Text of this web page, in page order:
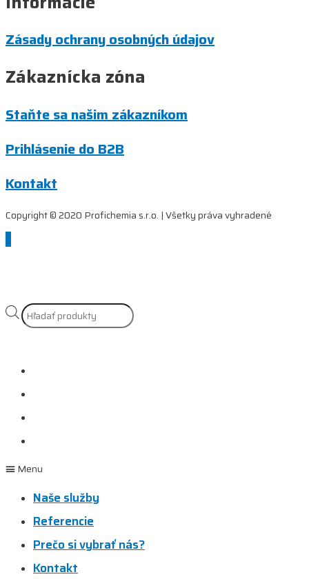
Zásady ochrany osobných údajov
Zákaznícka zóna
Staňte sa našim zákazníkom
Prihlásenie do B2B
Kontakt
Copyright © 2020 Profichemia s.r.o. | Všetky práva vyhradené
Products
search
Menu
Naše služby
Referencie
Prečo si vybrať nás?
Kontakt